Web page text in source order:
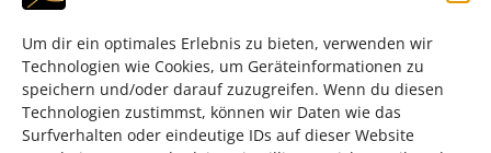
Um dir ein optimales Erlebnis zu bieten, verwenden wir
Technologien wie Cookies, um Geräteinformationen zu
speichern und/oder darauf zuzugreifen. Wenn du diesen
Technologien zustimmst, können wir Daten wie das
Surfverhalten oder eindeutige IDs auf dieser Website